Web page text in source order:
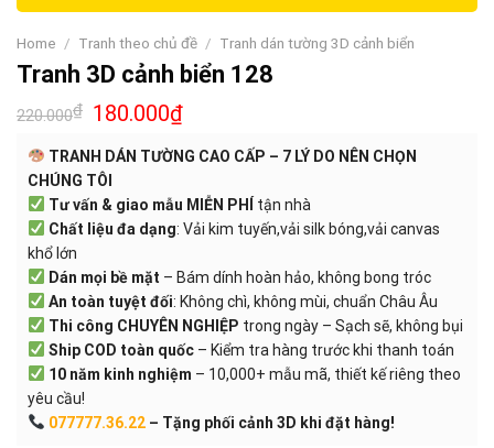
Home / Tranh theo chủ đề / Tranh dán tường 3D cảnh biển
Tranh 3D cảnh biển 128
220.000₫ 180.000₫
TRANH DÁN TƯỜNG CAO CẤP – 7 LÝ DO NÊN CHỌN
CHÚNG TÔI
Tư vấn & giao mẫu MIỄN PHÍ tận nhà
Chất liệu đa dạng: Vải kim tuyến,vải silk bóng,vải canvas
khổ lớn
Dán mọi bề mặt – Bám dính hoàn hảo, không bong tróc
An toàn tuyệt đối: Không chì, không mùi, chuẩn Châu Âu
Thi công CHUYÊN NGHIỆP trong ngày – Sạch sẽ, không bụi
Ship COD toàn quốc– Kiểm tra hàng trước khi thanh toán
10 năm kinh nghiệm – 10,000+ mẫu mã, thiết kế riêng theo
yêu cầu!
077777.36.22– Tặng phối cảnh 3D khi đặt hàng!